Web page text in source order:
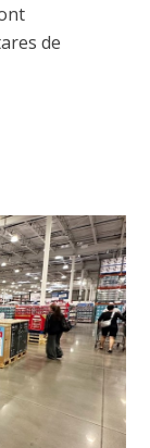
de